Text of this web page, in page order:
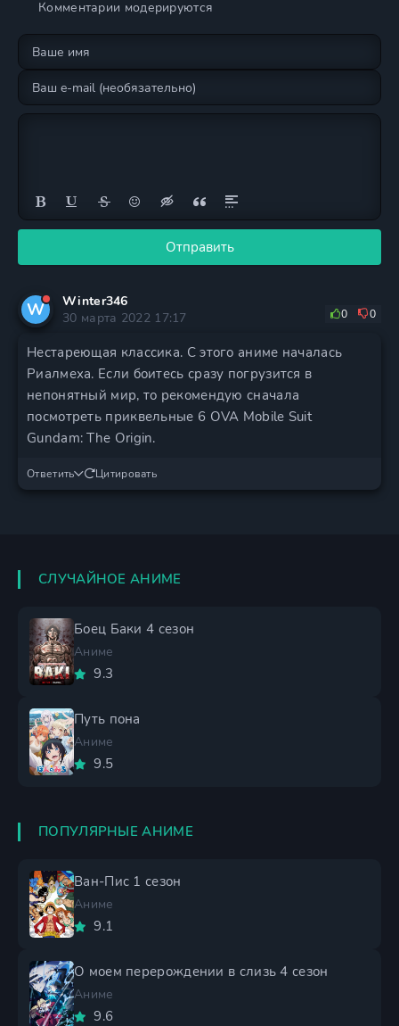
Комментарии модерируются
Отправить
W
Winter346
30 марта 2022 17:17
0 0
Нестареющая классика. С этого аниме началась
Риалмеха. Если боитесь сразу погрузится в
непонятный мир, то рекомендую сначала
посмотреть приквельные 6 OVA Mobile Suit
Gundam: The Origin.
Ответить Цитировать
СЛУЧАЙНОЕ АНИМЕ
Боец Баки 4 сезон
Аниме
9.3
Путь пона
Аниме
9.5
ПОПУЛЯРНЫЕ АНИМЕ
Ван-Пис 1 сезон
Аниме
9.1
О моем перерождении в слизь 4 сезон
Аниме
9.6